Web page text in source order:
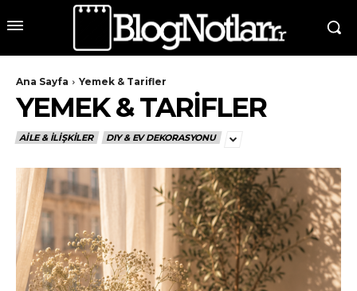
Ana Sayfa Yemek & Tarifler
YEMEK & TARIFLER
AILE & İLIŞKILER DIY & EV DEKORASYONU